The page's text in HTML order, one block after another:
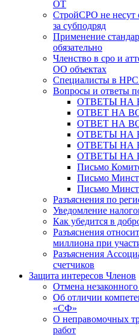
ОТ
СтройСРО не несут
за субподряд
Применение
обязательно
Членство в сро и
ОО объектах
Специалисты в НРС
Вопросы и ответы
ОТВЕТЫ НА
ОТВЕТ НА
ОТВЕТ НА
ОТВЕТЫ НА
ОТВЕТЫ НА
ОТВЕТЫ НА
Письмо
Письмо
Письмо
Разъяснения по
Уведомление
Как убедится в
Разъяснения
миллиона при
Разъяснения
счетчиков
Защита интересов Членов
Отмена
Об отличии
«СФ»
О неправомочных
работ